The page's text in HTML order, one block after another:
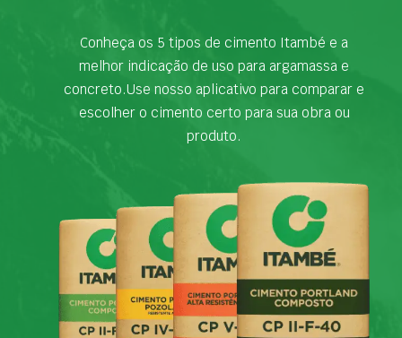
Conheça os 5 tipos de cimento Itambé e a
melhor indicação de uso para argamassa e
concreto.Use nosso aplicativo para comparar e
escolher o cimento certo para sua obra ou
produto.